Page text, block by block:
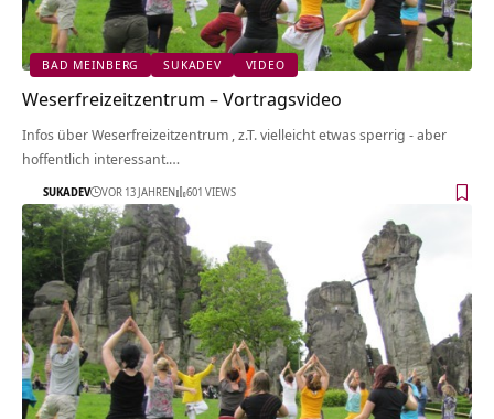
BAD MEINBERG SUKADEV VIDEO
Weserfreizeitzentrum‏‎ – Vortragsvideo
Infos über Weserfreizeitzentrum‏‎ , z.T. vielleicht etwas sperrig - aber
hoffentlich interessant.…
SUKADEV VOR 13 JAHREN 601 VIEWS